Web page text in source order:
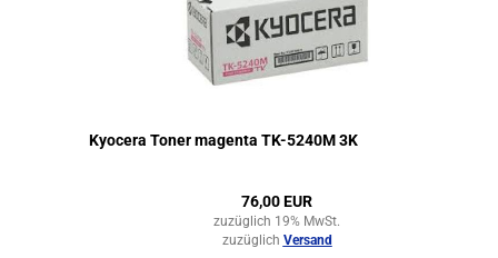
Kyocera Toner magenta TK-5240M 3K
76,00 EUR
zuzüglich 19% MwSt.
zuzüglich Versand